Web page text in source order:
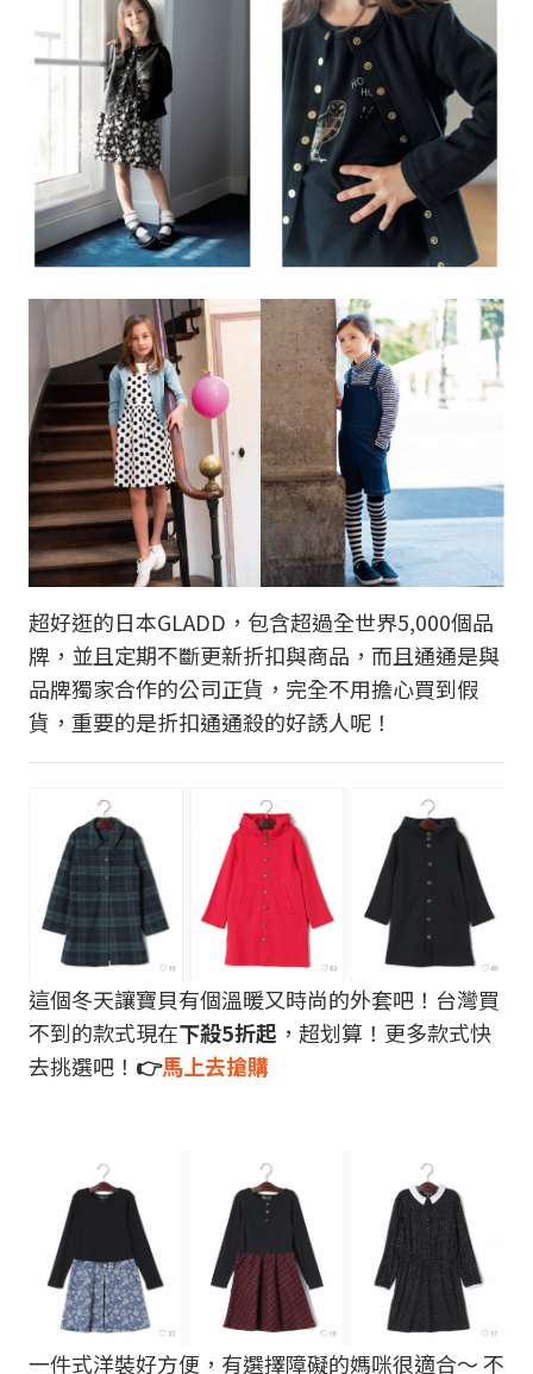
超好逛的日本GLADD，包含超過全世界5,000個品
牌，並且定期不斷更新折扣與商品，而且通通是與
品牌獨家合作的公司正貨，完全不用擔心買到假
貨，重要的是折扣通通殺的好誘人呢！
這個冬天讓寶貝有個溫暖又時尚的外套吧！台灣買
不到的款式現在下殺5折起 ，超划算！更多款式快
去挑選吧！ 👉馬上去搶購
一件式洋裝好方便，有選擇障礙的媽咪很適合～ 不